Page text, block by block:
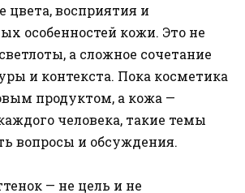
цвета, восприятия и
особенностей кожи. Это не
а сложное сочетание
и контекста. Пока косметика
продуктом, а кожа —
человека, такие темы
вопросы и обсуждения.
— не цель и не